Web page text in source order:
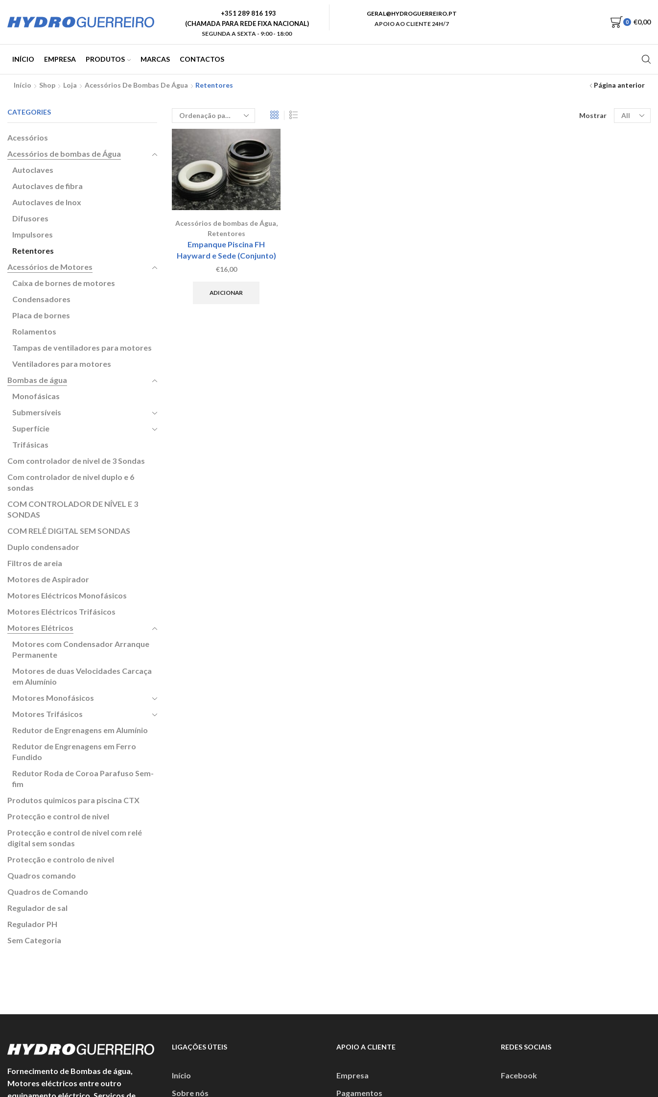
+351 289 816 193
(CHAMADA PARA REDE FIXA NACIONAL)
SEGUNDA A SEXTA - 9:00 - 18:00
GERAL@HYDROGUERREIRO.PT
APOIO AO CLIENTE 24H/7
0 €0,00
INÍCIO EMPRESA PRODUTOS MARCAS CONTACTOS
Início Shop Loja Acessórios De Bombas De Água Retentores Página anterior
Mostrar
Produtos
por
Acessórios de bombas de Água,
Retentores
Empanque Piscina FH
Hayward e Sede (Conjunto)
€16,00
ADICIONAR
CATEGORIES
Acessórios
Acessórios de bombas de Água
Autoclaves
Autoclaves de fibra
Autoclaves de Inox
Difusores
Impulsores
Retentores
Acessórios de Motores
Caixa de bornes de motores
Condensadores
Placa de bornes
Rolamentos
Tampas de ventiladores para motores
Ventiladores para motores
Bombas de água
Monofásicas
Submersíveis
Superfície
Trifásicas
Com controlador de nivel de 3 Sondas
Com controlador de nivel duplo e 6
sondas
COM CONTROLADOR DE NÍVEL E 3
SONDAS
COM RELÉ DIGITAL SEM SONDAS
Duplo condensador
Filtros de areia
Motores de Aspirador
Motores Eléctricos Monofásicos
Motores Eléctricos Trifásicos
Motores Elétricos
Motores com Condensador Arranque
Permanente
Motores de duas Velocidades Carcaça
em Alumínio
Motores Monofásicos
Motores Trifásicos
Redutor de Engrenagens em Alumínio
Redutor de Engrenagens em Ferro
Fundido
Redutor Roda de Coroa Parafuso Sem-
fim
Produtos quimicos para piscina CTX
Protecção e control de nivel
Protecção e control de nivel com relé
digital sem sondas
Protecção e controlo de nivel
Quadros comando
Quadros de Comando
Regulador de sal
Regulador PH
Sem Categoria
Fornecimento de Bombas de água,
Motores eléctricos entre outro
LIGAÇÕES ÚTEIS
Início
Sobre nós
APOIO A CLIENTE
Empresa
Pagamentos
REDES SOCIAIS
Facebook